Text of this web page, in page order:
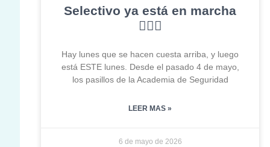
Selectivo ya está en marcha
👮‍♂️✨
Hay lunes que se hacen cuesta arriba, y luego
está ESTE lunes. Desde el pasado 4 de mayo,
los pasillos de la Academia de Seguridad
LEER MAS »
6 de mayo de 2026